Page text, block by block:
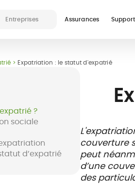
Entreprises Assurances
Assuranceséjour
à l'étranger
Assurance
digital
Support
médicaux
FAQ Guides
médicaux
Easy Pay Card
médicale
partenaire
Expatriation : le statut d'expatrié
?
sociale
d’expatrié
couverture
peut
d’une
des